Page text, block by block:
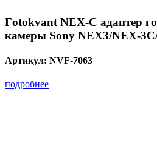
Fotokvant NEX-C адаптер
камеры Sony NEX3/NEX-
Артикул: NVF-7063
подробнее